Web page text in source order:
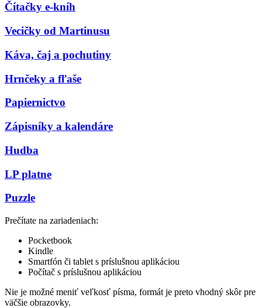
Čítačky e-kníh
Vecičky od Martinusu
Káva, čaj a pochutiny
Hrnčeky a fľaše
Papiernictvo
Zápisníky a kalendáre
Hudba
LP platne
Puzzle
Prečítate na zariadeniach:
Pocketbook
Kindle
Smartfón či tablet s príslušnou aplikáciou
Počítač s príslušnou aplikáciou
Nie je možné meniť veľkosť písma, formát je preto vhodný skôr pre
väčšie obrazovky.